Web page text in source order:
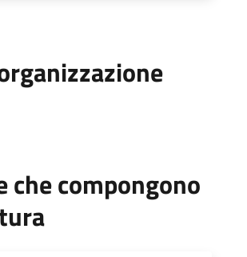
che compongono